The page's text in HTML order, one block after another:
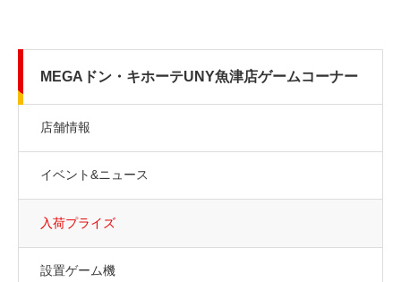
MEGAドン・キホーテUNY魚津店ゲームコーナー
店舗情報
イベント&ニュース
入荷プライズ
設置ゲーム機